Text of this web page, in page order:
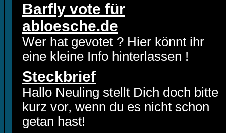
Barfly vote für
abloesche.de
Wer hat gevotet ? Hier könnt ihr
eine kleine Info hinterlassen !
Steckbrief
Hallo Neuling stellt Dich doch bitte
kurz vor, wenn du es nicht schon
getan hast!